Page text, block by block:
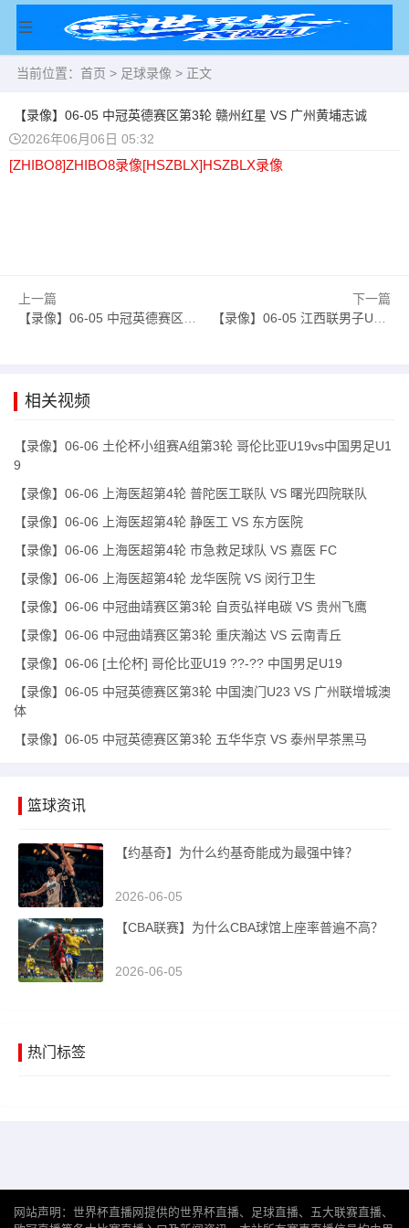
当前位置： 首页 > 足球录像 > 正文
【录像】06-05 中冠英德赛区第3轮 赣州红星 VS 广州黄埔志诚
2026年06月06日 05:32
[ZHIBO8]ZHIBO8录像[HSZBLX]HSZBLX录像
上一篇
【录像】06-05 中冠英德赛区第3轮 广东晨星创尔特 VS 盐城东台安贝斯
下一篇
【录像】06-05 江西联男子U15 定南赣联足球俱乐部U15 VS 北师大新余附中U15
相关视频
【录像】06-06 土伦杯小组赛A组第3轮 哥伦比亚U19vs中国男足U1
9
【录像】06-06 上海医超第4轮 普陀医工联队 VS 曙光四院联队
【录像】06-06 上海医超第4轮 静医工 VS 东方医院
【录像】06-06 上海医超第4轮 市急救足球队 VS 嘉医 FC
【录像】06-06 上海医超第4轮 龙华医院 VS 闵行卫生
【录像】06-06 中冠曲靖赛区第3轮 自贡弘祥电碳 VS 贵州飞鹰
【录像】06-06 中冠曲靖赛区第3轮 重庆瀚达 VS 云南青丘
【录像】06-06 [土伦杯] 哥伦比亚U19 ??-?? 中国男足U19
【录像】06-05 中冠英德赛区第3轮 中国澳门U23 VS 广州联增城澳
体
【录像】06-05 中冠英德赛区第3轮 五华华京 VS 泰州早茶黑马
篮球资讯
【约基奇】为什么约基奇能成为最强中锋？
2026-06-05
【CBA联赛】为什么CBA球馆上座率普遍不高？
2026-06-05
热门标签
网站声明：世界杯直播网提供的世界杯直播、足球直播、五大联赛直播、